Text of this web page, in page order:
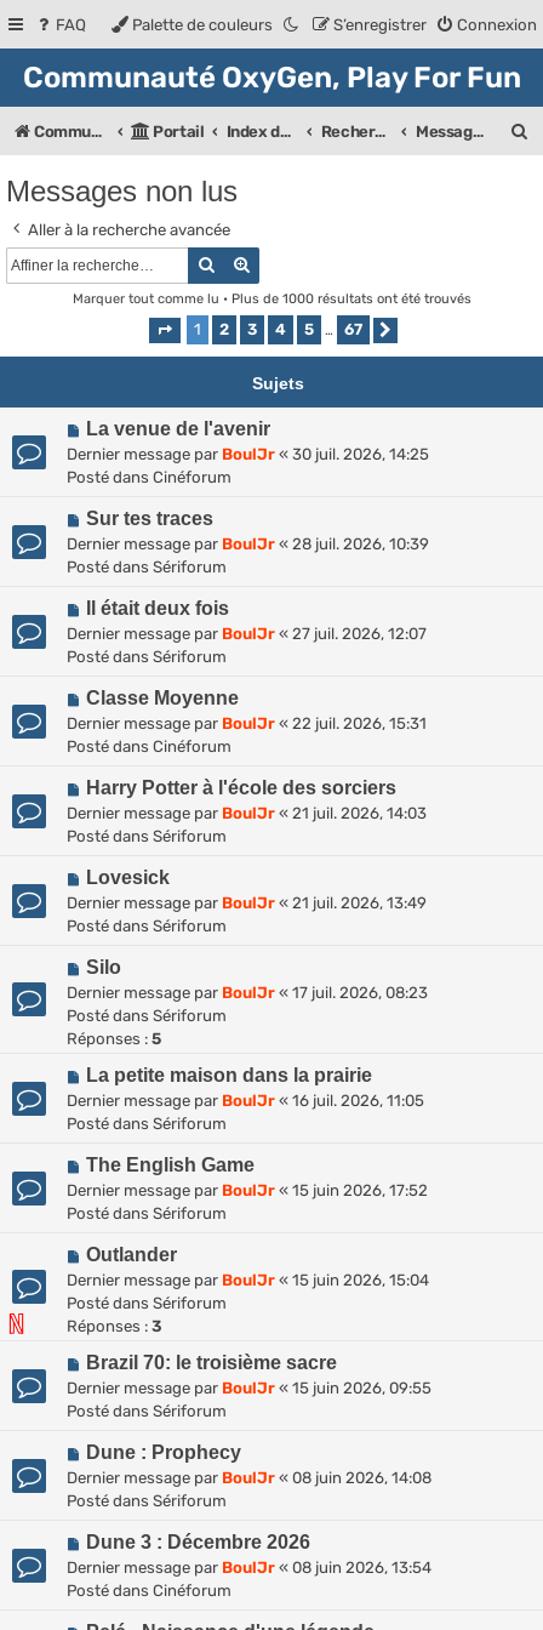
FAQ Connexion
S’enregistrer
Palette de couleurs
Communauté OxyGen, Play For Fun
Communauté OXyGeN Portail Index des forums Rechercher Messages non lus
e
Messages non lus
Aller à la recherche avancée
Rechercher
Marquer tout comme lu • Plus de 1000 résultats ont été trouvés
Page 1sur 67
1 2 3 4 5 … 67
Sujets
N
o
u
e
a
u
s
s
g
e
La venue de l'avenir
Dernier message par BoulJr « 30 juil. 2026, 14:25
Posté dans Cinéforum
N
o
u
a
u
e
s
s
g
e
Sur tes traces
Dernier message par BoulJr « 28 juil. 2026, 10:39
Posté dans Sériforum
N
o
u
e
a
u
s
s
g
e
Il était deux fois
Dernier message par BoulJr « 27 juil. 2026, 12:07
Posté dans Sériforum
N
o
u
a
u
s
s
g
e
Classe Moyenne
Dernier message par BoulJr « 22 juil. 2026, 15:31
Posté dans Cinéforum
N
o
u
a
u
e
s
s
a
e
Harry Potter à l'école des sorciers
Dernier message par BoulJr « 21 juil. 2026, 14:03
Posté dans Sériforum
N
o
u
e
a
u
m
s
s
a
Lovesick
Dernier message par BoulJr « 21 juil. 2026, 13:49
Posté dans Sériforum
N
o
u
v
a
u
m
s
a
e
Silo
Dernier message par BoulJr « 17 juil. 2026, 08:23
Posté dans Sériforum
Réponses : 5
N
o
u
e
a
u
e
s
s
a
e
La petite maison dans la prairie
Dernier message par BoulJr « 16 juil. 2026, 11:05
Posté dans Sériforum
N
o
u
e
a
u
m
s
s
a
e
The English Game
Dernier message par BoulJr « 15 juin 2026, 17:52
Posté dans Sériforum
N
o
u
v
a
u
m
s
s
a
e
Outlander
Dernier message par BoulJr « 15 juin 2026, 15:04
Posté dans Sériforum
Réponses : 3
N
o
u
a
u
s
s
Brazil 70: le troisième sacre
Dernier message par BoulJr « 15 juin 2026, 09:55
Posté dans Sériforum
N
o
u
a
u
Dune : Prophecy
Dernier message par BoulJr « 08 juin 2026, 14:08
Posté dans Sériforum
N
o
u
Dune 3 : Décembre 2026
Dernier message par BoulJr « 08 juin 2026, 13:54
Posté dans Cinéforum